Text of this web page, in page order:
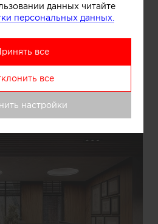
данных читайте
персональных данных.
все
все
настройки